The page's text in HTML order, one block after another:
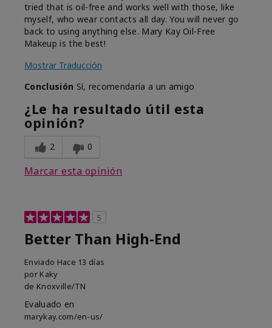
tried that is oil-free and works well with those, like
myself, who wear contacts all day. You will never go
back to using anything else. Mary Kay Oil-Free
Makeup is the best!
Mostrar Traducción
Conclusión Sí, recomendaría a un amigo
¿Le ha resultado útil esta
opinión?
2 0
Marcar esta opinión
5
Better Than High-End
Enviado Hace 13 días
por Kaky
de Knoxville/TN
Evaluado en
marykay.com/en-us/